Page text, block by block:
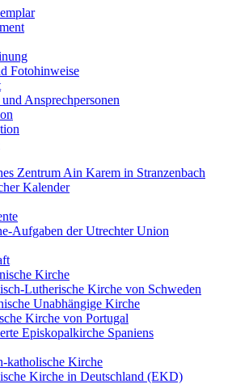
Fotohinweise
Ansprechpersonen
Zentrum Ain Karem in Stranzenbach
Kalender
Aufgaben der Utrechter Union
Kirche
Lutherische Kirche von Schweden
Unabhängige Kirche
Kirche von Portugal
Episkopalkirche Spaniens
katholische Kirche
Kirche in Deutschland (EKD)